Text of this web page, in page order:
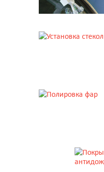
Shatterprufe
Подробнее